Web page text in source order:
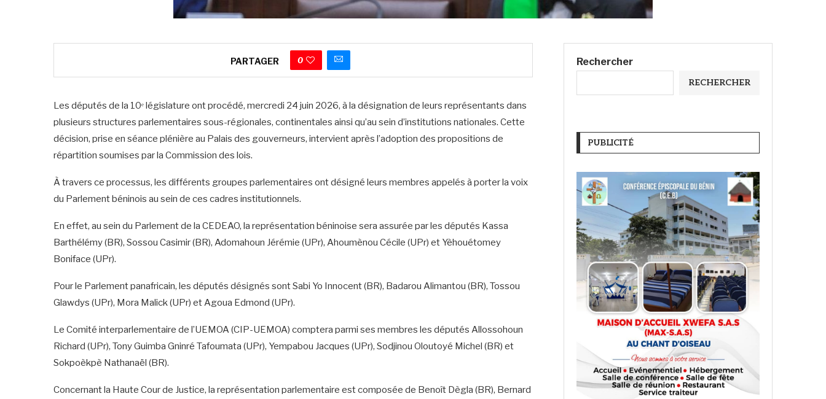
PARTAGER 0
Les députés de la 10ᵉ législature ont procédé, mercredi 24 juin 2026, à la désignation de leurs représentants dans
plusieurs structures parlementaires sous-régionales, continentales ainsi qu’au sein d’institutions nationales. Cette
décision, prise en séance plénière au Palais des gouverneurs, intervient après l’adoption des propositions de
répartition soumises par la Commission des lois.
À travers ce processus, les différents groupes parlementaires ont désigné leurs membres appelés à porter la voix
du Parlement béninois au sein de ces cadres institutionnels.
En effet, au sein du Parlement de la CEDEAO, la représentation béninoise sera assurée par les députés Kassa
Barthélémy (BR), Sossou Casimir (BR), Adomahoun Jérémie (UPr), Ahoumènou Cécile (UPr) et Yèhouétomey
Boniface (UPr).
Pour le Parlement panafricain, les députés désignés sont Sabi Yo Innocent (BR), Badarou Alimantou (BR), Tossou
Glawdys (UPr), Mora Malick (UPr) et Agoua Edmond (UPr).
Le Comité interparlementaire de l’UEMOA (CIP-UEMOA) comptera parmi ses membres les députés Allossohoun
Richard (UPr), Tony Guimba Gninré Tafoumata (UPr), Yempabou Jacques (UPr), Sodjinou Oloutoyé Michel (BR) et
Sokpoèkpè Nathanaël (BR).
Concernant la Haute Cour de Justice, la représentation parlementaire est composée de Benoît Dègla (BR), Bernard
Rechercher
RECHERCHER
PUBLICITÉ